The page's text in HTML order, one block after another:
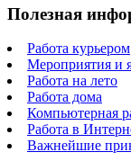
Полезная
Работа курьером
Мероприятия и
Работа на лето
Работа дома
Компьютерная
Работа в
Важнейшие